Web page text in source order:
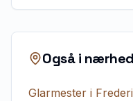
Også i
Glarmester i